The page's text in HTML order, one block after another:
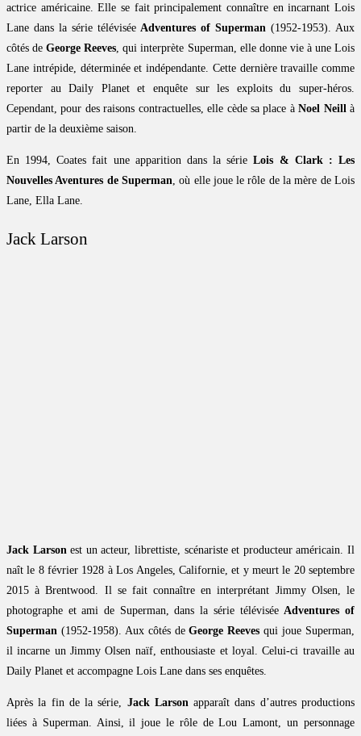
actrice américaine. Elle se fait principalement connaître en incarnant Lois
Lane dans la série télévisée Adventures of Superman (1952-1953). Aux
côtés deGeorge Reeves , qui interprète Superman, elle donne vie à une Lois
Lane intrépide, déterminée et indépendante. Cette dernière travaille comme
reporter au Daily Planet et enquête sur les exploits du super-héros.
Cependant, pour des raisons contractuelles, elle cède sa place àNoel Neill à
partir de la deuxième saison.
En 1994, Coates fait une apparition dans la sérieLois & Clark : Les
Nouvelles Aventures de Superman , où elle joue le rôle de la mère de Lois
Lane, Ella Lane.
Jack Larson
Jack Larsonest un acteur, librettiste, scénariste et producteur américain. Il
naît le 8 février 1928 à Los Angeles, Californie, et y meurt le 20 septembre
2015 à Brentwood. Il se fait connaître en interprétant Jimmy Olsen, le
photographe et ami de Superman, dans la série téléviséeAdventures of
Superman (1952-1958). Aux côtés deGeorge Reeves qui joue Superman,
il incarne un Jimmy Olsen naïf, enthousiaste et loyal. Celui-ci travaille au
Daily Planet et accompagne Lois Lane dans ses enquêtes.
Après la fin de la série, Jack Larsonapparaît dans d’autres productions
liées à Superman. Ainsi, il joue le rôle de Lou Lamont, un personnage